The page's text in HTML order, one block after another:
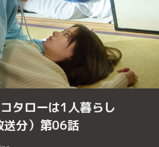
タローは1人暮らし
分）第06話